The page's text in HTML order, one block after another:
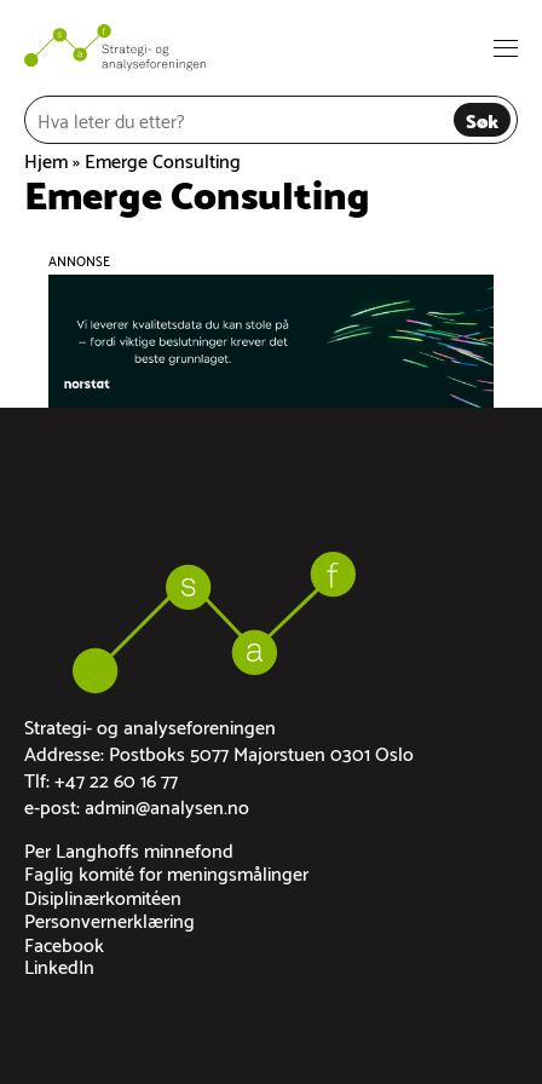
innhold
Søk
Hjem»Emerge Consulting
Emerge Consulting
ANNONSE
Strategi- og analyseforeningen
Addresse: Postboks 5077 Majorstuen 0301 Oslo
Tlf: +47 22 60 16 77
e-post: admin@analysen.no
Per Langhoffs minnefond
Faglig komité for meningsmålinger
Disiplinærkomitéen
Personvernerklæring
Facebook
LinkedIn